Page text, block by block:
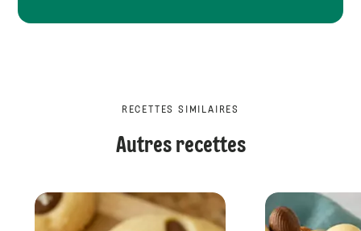
RECETTES SIMILAIRES
Autres recettes